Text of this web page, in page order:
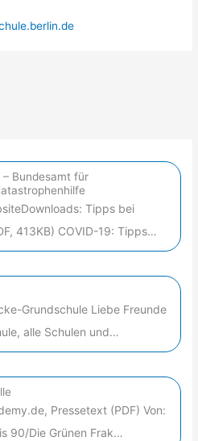
– Bundesamt für
Tipps bei
413KB) COVID-19: Tipps…
Grundschule Liebe Freunde
alle Schulen und…
Pressetext (PDF) Von:
90/Die Grünen Frak…